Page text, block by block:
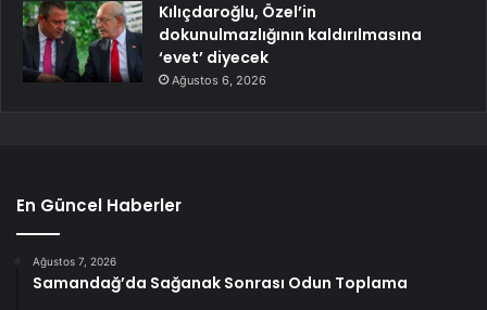
Kılıçdaroğlu, Özel’in
dokunulmazlığının kaldırılmasına
‘evet’ diyecek
Ağustos 6, 2026
En Güncel Haberler
Ağustos 7, 2026
Samandağ’da Sağanak Sonrası Odun Toplama